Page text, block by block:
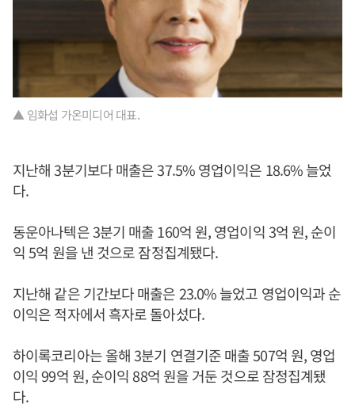
▲ 임화섭 가온미디어 대표.
지난해 3분기보다 매출은 37.5% 영업이익은 18.6% 늘었
다.
동운아나텍은 3분기 매출 160억 원, 영업이익 3억 원, 순이
익 5억 원을 낸 것으로 잠정집계됐다.
지난해 같은 기간보다 매출은 23.0% 늘었고 영업이익과 순
이익은 적자에서 흑자로 돌아섰다.
하이록코리아는 올해 3분기 연결기준 매출 507억 원, 영업
이익 99억 원, 순이익 88억 원을 거둔 것으로 잠정집계됐
다.